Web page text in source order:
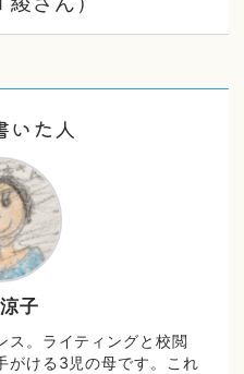
いた人
子
ス。ライティングと校閲
がける3児の母です。これ